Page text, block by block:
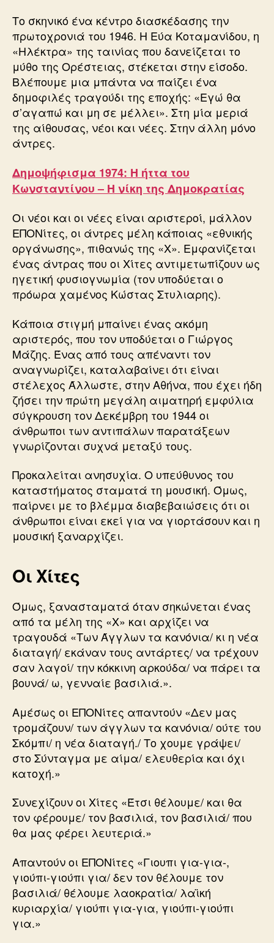
Το σκηνικό ένα κέντρο διασκέδασης την
πρωτοχρονιά του 1946. Η Εύα Κοταμανίδου, η
«Ηλέκτρα» της ταινίας που δανείζεται το
μύθο της Ορέστειας, στέκεται στην είσοδο.
Βλέπουμε μια μπάντα να παίζει ένα
δημοφιλές τραγούδι της εποχής: «Εγώ θα
σ’αγαπώ και μη σε μέλλει». Στη μία μεριά
της αίθουσας, νέοι και νέες. Στην άλλη μόνο
άντρες.
Δημοψήφισμα 1974: Η ήττα του
Κωνσταντίνου – Η νίκη της Δημοκρατίας
Οι νέοι και οι νέες είναι αριστεροί, μάλλον
ΕΠΟΝίτες, οι άντρες μέλη κάποιας «εθνικής
οργάνωσης», πιθανώς της «Χ». Εμφανίζεται
ένας άντρας που οι Χίτες αντιμετωπίζουν ως
ηγετική φυσιογνωμία (τον υποδύεται ο
πρόωρα χαμένος Κώστας Στυλιαρης).
Κάποια στιγμή μπαίνει ένας ακόμη
αριστερός, που τον υποδύεται ο Γιώργος
Μάζης. Ένας από τους απέναντι τον
αναγνωρίζει, καταλαβαίνει ότι είναι
στέλεχος Άλλωστε, στην Αθήνα, που έχει ήδη
ζήσει την πρώτη μεγάλη αιματηρή εμφύλια
σύγκρουση τον Δεκέμβρη του 1944 οι
άνθρωποι των αντιπάλων παρατάξεων
γνωρίζονται συχνά μεταξύ τους.
Προκαλείται ανησυχία. Ο υπεύθυνος του
καταστήματος σταματά τη μουσική. Όμως,
παίρνει με το βλέμμα διαβεβαιώσεις ότι οι
άνθρωποι είναι εκεί για να γιορτάσουν και η
μουσική ξαναρχίζει.
Οι Χίτες
Όμως, ξανασταματά όταν σηκώνεται ένας
από τα μέλη της «Χ» και αρχίζει να
τραγουδά «Των Άγγλων τα κανόνια/ κι η νέα
διαταγή/ εκάναν τους αντάρτες/ να τρέχουν
σαν λαγοί/ την κόκκινη αρκούδα/ να πάρει τα
βουνά/ ω, γενναίε βασιλιά.».
Αμέσως οι ΕΠΟΝίτες απαντούν «Δεν μας
τρομάζουν/ των άγγλων τα κανόνια/ ούτε του
Σκόμπι/ η νέα διαταγή./ Το χουμε γράψει/
στο Σύνταγμα με αίμα/ ελευθερία και όχι
κατοχή.»
Συνεχίζουν οι Χίτες «Έτσι θέλουμε/ και θα
τον φέρουμε/ τον βασιλιά, τον βασιλιά/ που
θα μας φέρει λευτεριά.»
Απαντούν οι ΕΠΟΝίτες «Γιουπι για-για-,
γιούπι-γιούπι για/ δεν τον θέλουμε τον
βασιλιά/ θέλουμε λαοκρατία/ λαϊκή
κυριαρχία/ γιούπι για-για, γιούπι-γιούπι
για.»